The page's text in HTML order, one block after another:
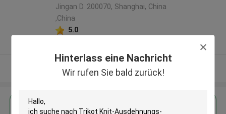
Hinterlass eine Nachricht
Wir rufen Sie bald zurück!
Jingan D. 200070, Shanghai, China
,China
5.0
Sehen Sie mehr an
Erhalten Sie den besten Preis für